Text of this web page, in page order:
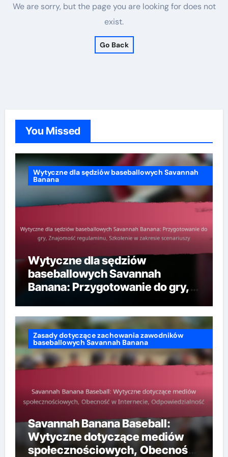
We are sorry, but the page you are looking for does not
exist.
Go Back
You Missed
Wytyczne dla sędziów baseballowych Savannah
Banana
Wytyczne dla sędziów
baseballowych Savannah
Banana: Przygotowanie do gry,
Szkolenie w zakresie
scenariuszy
Zasady dotyczące zachowania zawodników
baseballowych Savannah Banana
Savannah Banana Baseball:
Wytyczne dotyczące mediów
społecznościowych, Obecność